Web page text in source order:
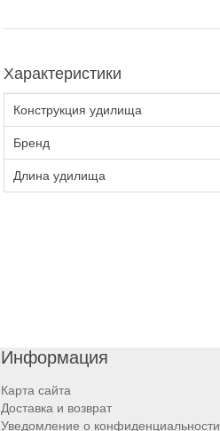
Характеристики
Конструкция удилища
Бренд
Длина удилища
Информация
Карта сайта
Доставка и возврат
Уведомление о конфиденциальности